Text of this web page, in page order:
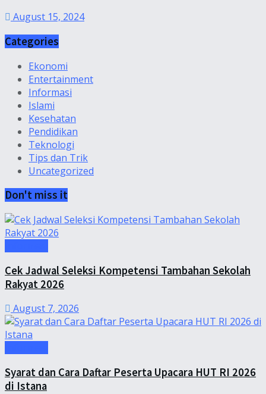
August 15, 2024
Categories
Ekonomi
Entertainment
Informasi
Islami
Kesehatan
Pendidikan
Teknologi
Tips dan Trik
Uncategorized
Don't miss it
Cek Jadwal Seleksi Kompetensi Tambahan Sekolah
Rakyat 2026
August 7, 2026
Syarat dan Cara Daftar Peserta Upacara HUT RI 2026
di Istana